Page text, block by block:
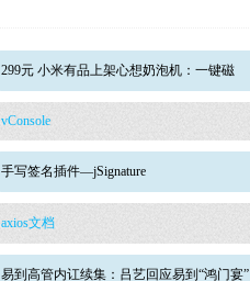
299元 小米有品上架心想奶泡机：一键磁
vConsole
手写签名插件—jSignature
axios文档
易到高管内讧续集：吕艺回应易到“鸿门宴”